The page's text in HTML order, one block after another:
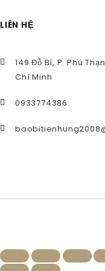
LIÊN HỆ
149 Đỗ Bí, P. Phú
Chí Minh
0933774386